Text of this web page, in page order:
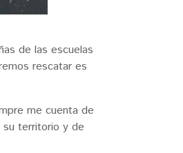
de las escuelas
rescatar es
me cuenta de
su territorio y de